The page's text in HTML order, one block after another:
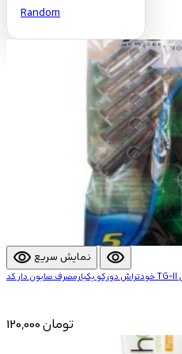
Random
visibility نمایش سریع visibility
120,000 تومان